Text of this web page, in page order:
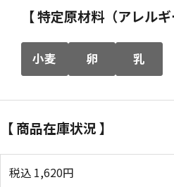
【 特定原材料（アレルギ
小麦 卵 乳
【 商品在庫状況 】
税込 1,620円